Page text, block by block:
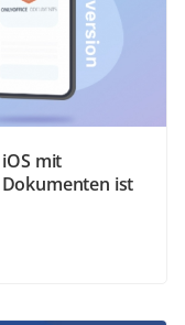
mit
ist